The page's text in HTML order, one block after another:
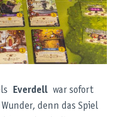
Everdell war sofort
denn das Spiel